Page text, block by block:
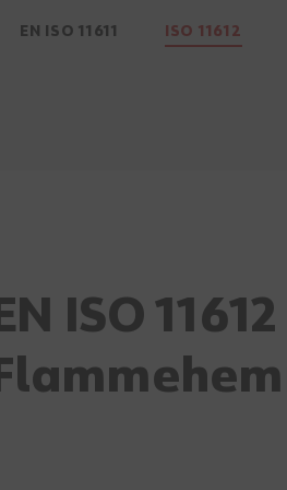
EN ISO 11611 ISO 11612
EN ISO 11612